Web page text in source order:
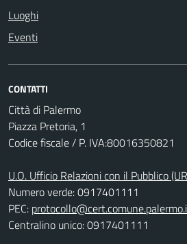
Luoghi
Eventi
CONTATTI
Città di Palermo
Piazza Pretoria, 1
Codice fiscale / P. IVA:80016350821
U.O. Ufficio Relazioni con il Pubblico
Numero verde: 0917401111
PEC:
Centralino unico: 0917401111